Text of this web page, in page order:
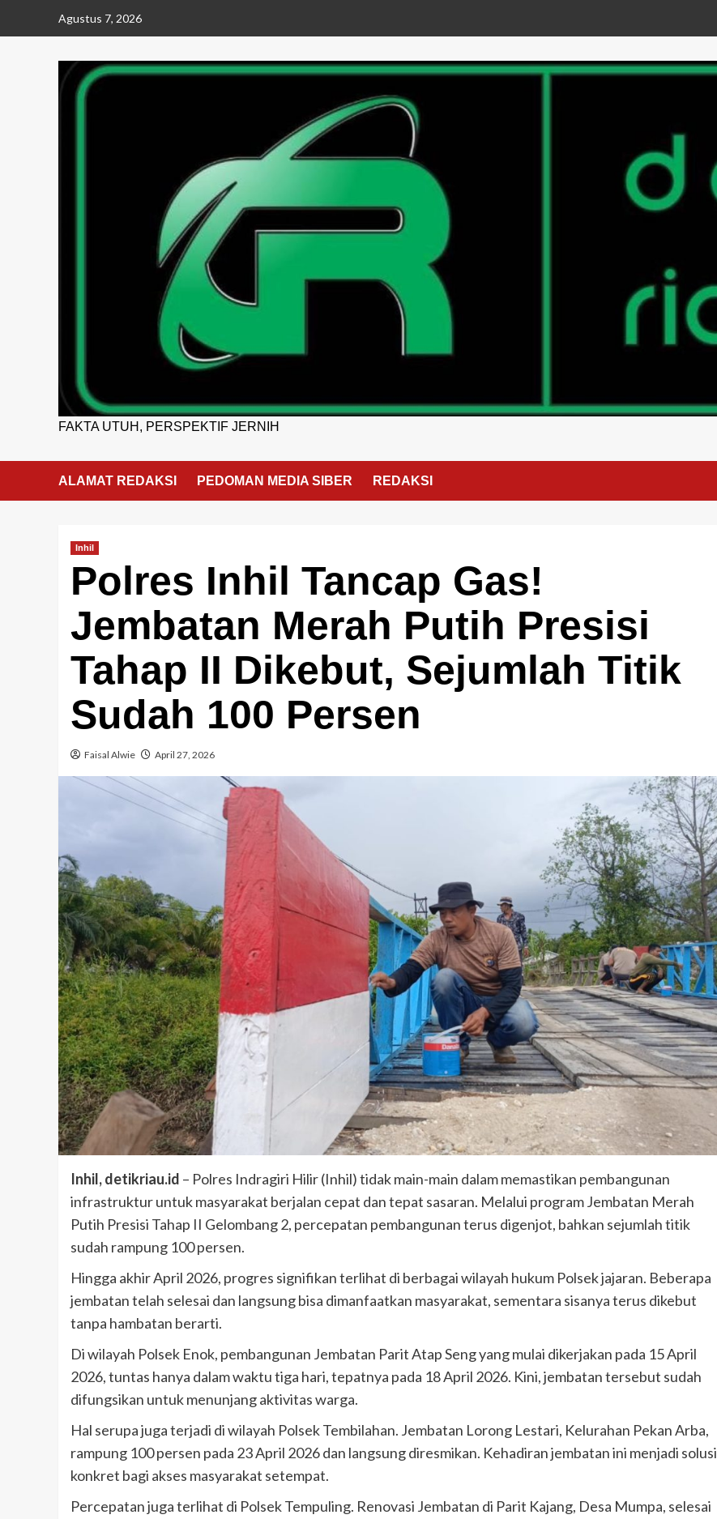
Agustus 7, 2026
FAKTA UTUH, PERSPEKTIF JERNIH
ALAMAT REDAKSI PEDOMAN MEDIA SIBER REDAKSI
Inhil
Polres Inhil Tancap Gas!
Jembatan Merah Putih Presisi
Tahap II Dikebut, Sejumlah Titik
Sudah 100 Persen
Faisal Alwie April 27, 2026
Inhil, detikriau.id – Polres Indragiri Hilir (Inhil) tidak main-main dalam memastikan pembangunan
infrastruktur untuk masyarakat berjalan cepat dan tepat sasaran. Melalui program Jembatan Merah
Putih Presisi Tahap II Gelombang 2, percepatan pembangunan terus digenjot, bahkan sejumlah titik
sudah rampung 100 persen.
Hingga akhir April 2026, progres signifikan terlihat di berbagai wilayah hukum Polsek jajaran. Beberapa
jembatan telah selesai dan langsung bisa dimanfaatkan masyarakat, sementara sisanya terus dikebut
tanpa hambatan berarti.
Di wilayah Polsek Enok, pembangunan Jembatan Parit Atap Seng yang mulai dikerjakan pada 15 April
2026, tuntas hanya dalam waktu tiga hari, tepatnya pada 18 April 2026. Kini, jembatan tersebut sudah
difungsikan untuk menunjang aktivitas warga.
Hal serupa juga terjadi di wilayah Polsek Tembilahan. Jembatan Lorong Lestari, Kelurahan Pekan Arba,
rampung 100 persen pada 23 April 2026 dan langsung diresmikan. Kehadiran jembatan ini menjadi solusi
konkret bagi akses masyarakat setempat.
Percepatan juga terlihat di Polsek Tempuling. Renovasi Jembatan di Parit Kajang, Desa Mumpa, selesai